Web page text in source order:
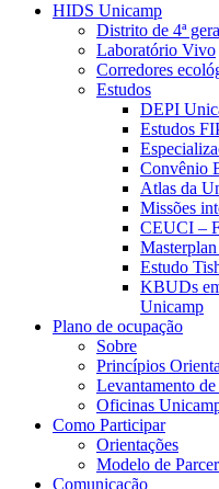
HIDS Unicamp
Distrito de 4ª
Laboratório Vivo
Corredores
Estudos
DEPI
Estudos
Convênio
Atlas da
Missões
CEUCI –
Estudo
KBUDs
Unicamp
Plano de ocupação
Sobre
Princípios
Levantamento
Oficinas
Como Participar
Orientações
Modelo de
Comunicação